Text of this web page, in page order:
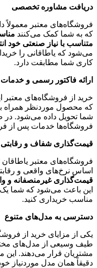
دریافت مشاوره تخصصی
فروشگاه‌های معتبر معمولاً
که به شما کمک می‌کنند
متناسب با نیاز صنعتی خود
می‌شود که یاطاقانی را
کاری شما مطابقت دارد.
ارائه فاکتور رسمی و
خرید از فروشگاه‌های معتبر
که محصول موردنظر همراه
شما تحویل داده می‌شود.
فروشگاه‌ها خدمات پس از
قیمت‌گذاری شفاف و رقابتی
اساس نرخ‌های واقعی و
قیمت‌گذاری غیرمنصفانه و
این باعث می‌شود که شما
مناسب خریداری کنید.
دسترسی به مدل‌های متنوع
یکی از مزایای خرید از
مشتریان قرار می‌دهند.
دقیقاً همان مدل موردنیاز